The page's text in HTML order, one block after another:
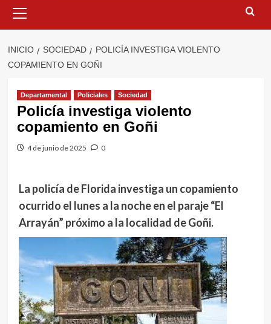
primario
INICIO SOCIEDAD
POLICÍA INVESTIGA VIOLENTO
COPAMIENTO EN GOÑI
Departamental Policiales Sociedad
Policía investiga violento
copamiento en Goñi
4 de junio de 2025 0
La policía de Florida investiga un copamiento
ocurrido el lunes a la noche en el paraje “El
Arrayán” próximo a la localidad de Goñi.